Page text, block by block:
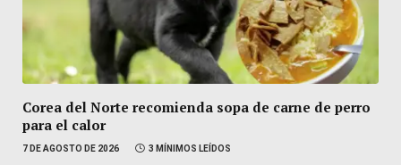
Corea del Norte recomienda sopa de carne de perro
para el calor
7 DE AGOSTO DE 2026 3 MÍNIMOS LEÍDOS